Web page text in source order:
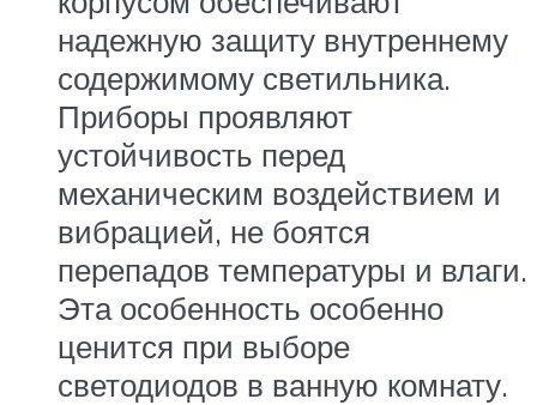
надежную защиту внутреннему
содержимому светильника.
Приборы проявляют
устойчивость перед
механическим воздействием и
вибрацией, не боятся
перепадов температуры и влаги.
Эта особенность особенно
ценится при выборе
светодиодов в ванную комнату.